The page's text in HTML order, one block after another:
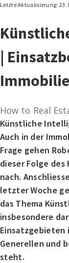
Letzte Aktualisierung: 23.
|
How to Real
Künstliche
Auch in der
Frage gehen
dieser Folge des
nach.
letzter Woche
das Thema
insbesondere
Einsatzgebieten
Generellen und
steht.